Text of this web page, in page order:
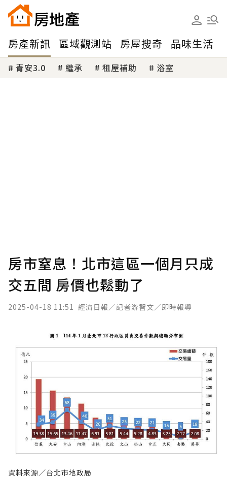
房產新訊 區域觀測站 房屋搜奇 品味生活
青安3.0 繼承 租屋補助 浴室
房市窒息！北市這區一個月只成
交五間 房價也鬆動了
2025-04-18 11:51 經濟日報／記者游智文／即時報導
資料來源／台北市地政局